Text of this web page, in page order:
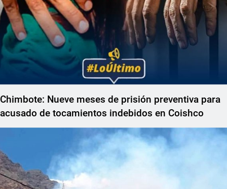
Chimbote: Nueve meses de prisión preventiva para
acusado de tocamientos indebidos en Coishco